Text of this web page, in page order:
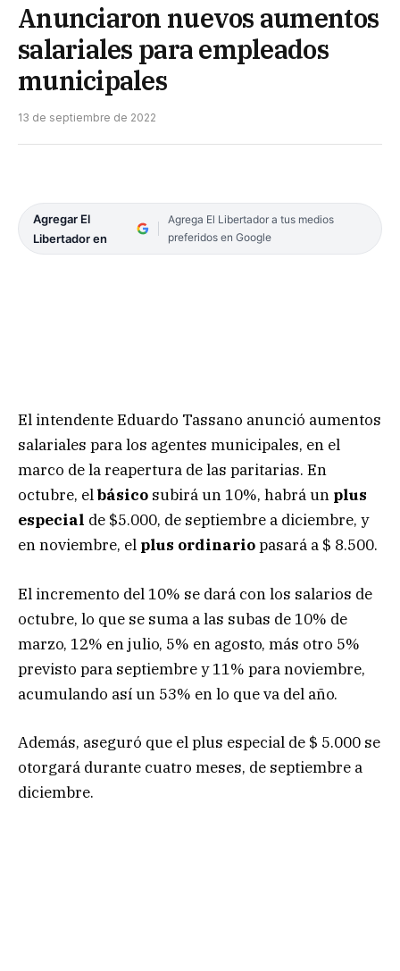
Anunciaron nuevos aumentos
salariales para empleados
municipales
13 de septiembre de 2022
Agregar El
Libertador en
Agrega El Libertador a tus medios
preferidos en Google
El intendente Eduardo Tassano anunció aumentos
salariales para los agentes municipales, en el
marco de la reapertura de las paritarias. En
octubre, elbásico subirá un 10%, habrá un plus
especial de $5.000, de septiembre a diciembre, y
en noviembre, el plus ordinariopasará a $ 8.500.
El incremento del 10% se dará con los salarios de
octubre, lo que se suma a las subas de 10% de
marzo, 12% en julio, 5% en agosto, más otro 5%
previsto para septiembre y 11% para noviembre,
acumulando así un 53% en lo que va del año.
Además, aseguró que el plus especial de $ 5.000 se
otorgará durante cuatro meses, de septiembre a
diciembre.